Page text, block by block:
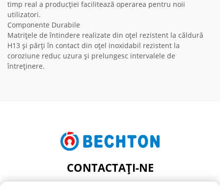
timp real a producției facilitează operarea pentru noii
utilizatori.
Componente Durabile
Matrițele de întindere realizate din oțel rezistent la căldură
H13 și părți în contact din oțel inoxidabil rezistent la
coroziune reduc uzura și prelungesc intervalele de
întreținere.
CONTACTAȚI-NE